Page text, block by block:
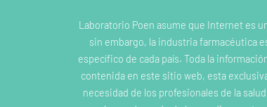
Laboratorio Poen asume que Internet es
sin embargo, la industria farmacéutica
específico de cada país. Toda la
contenida en este sitio web, esta
necesidad de los profesionales de la